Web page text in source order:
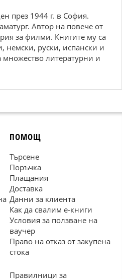
през 1944 г. в София.
Автор на повече от
за филми. Книгите му са
немски, руски, испански и
множество литературни и
ПОМОЩ
Търсене
Поръчка
Плащания
Доставка
Данни за клиента
Как да свалим е-книги
Условия за ползване на
ваучер
Право на отказ от закупена
стока
Правилници за